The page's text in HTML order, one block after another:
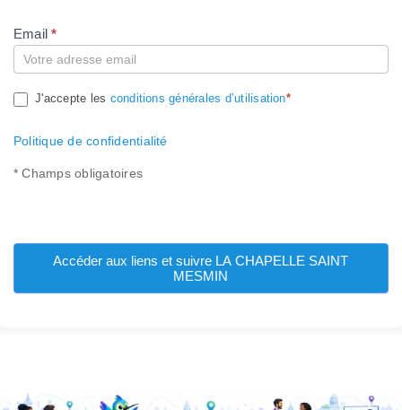
Compte
Email*
J'accepte les conditions générales d’utilisation*
Politique de confidentialité
* Champs obligatoires
Accéder aux liens et suivre LA CHAPELLE SAINT
MESMIN